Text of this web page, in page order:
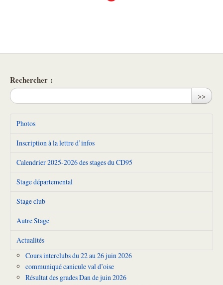
Rechercher :
>>
Photos
Inscription à la lettre d’infos
Calendrier 2025-2026 des stages du CD95
Stage départemental
Stage club
Autre Stage
Actualités
Cours interclubs du 22 au 26 juin 2026
communiqué canicule val d’oise
Résultat des grades Dan de juin 2026